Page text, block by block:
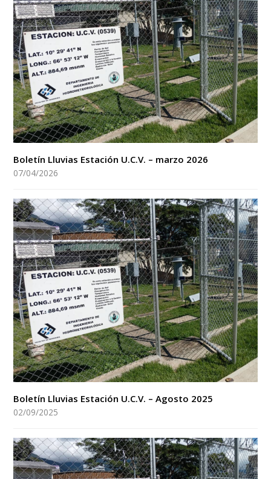
Boletín Lluvias Estación U.C.V. – marzo 2026
07/04/2026
Boletín Lluvias Estación U.C.V. – Agosto 2025
02/09/2025